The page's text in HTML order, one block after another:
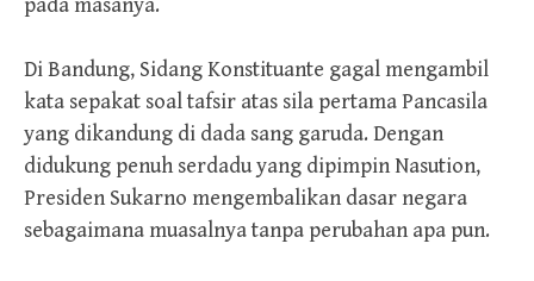
pada masanya.
Di Bandung, Sidang Konstituante gagal mengambil
kata sepakat soal tafsir atas sila pertama Pancasila
yang dikandung di dada sang garuda. Dengan
didukung penuh serdadu yang dipimpin Nasution,
Presiden Sukarno mengembalikan dasar negara
sebagaimana muasalnya tanpa perubahan apa pun.